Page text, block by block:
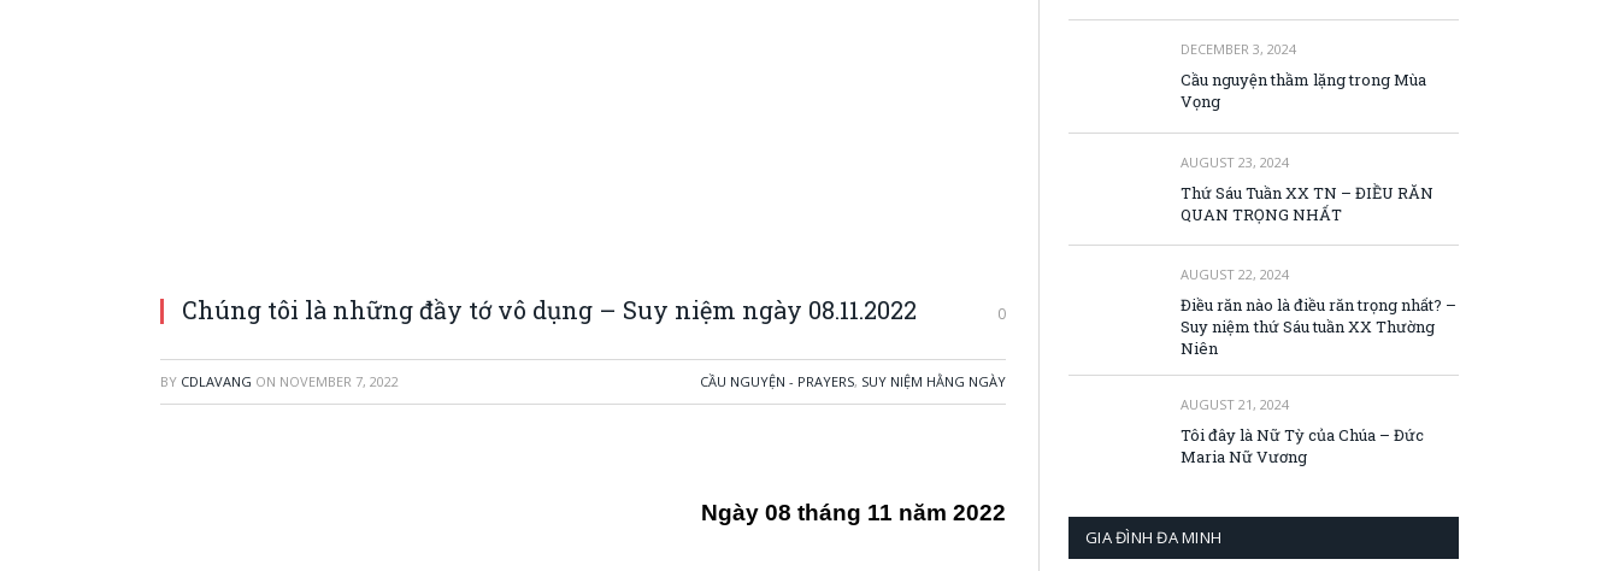
Chúng tôi là những đầy tớ vô dụng – Suy niệm ngày 08.11.2022 0
BY CDLAVANG ON NOVEMBER 7, 2022 CẦU NGUYỆN - PRAYERS, SUY NIỆM HẰNG NGÀY
Ngày 08 tháng 11 năm 2022
DECEMBER 3, 2024
Cầu nguyện thầm lặng trong Mùa
Vọng
AUGUST 23, 2024
Thứ Sáu Tuần XX TN – ĐIỀU RĂN
QUAN TRỌNG NHẤT
AUGUST 22, 2024
Điều răn nào là điều răn trọng nhất? –
Suy niệm thứ Sáu tuần XX Thường
Niên
AUGUST 21, 2024
Tôi đây là Nữ Tỳ của Chúa – Đức
Maria Nữ Vương
GIA ĐÌNH ĐA MINH